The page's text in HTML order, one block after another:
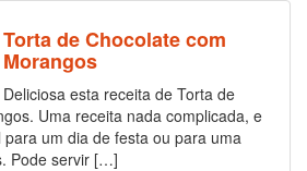
Torta de Chocolate com
Morangos
Deliciosa esta receita de Torta de
Uma receita nada complicada, e
um dia de festa ou para uma
Pode servir […]